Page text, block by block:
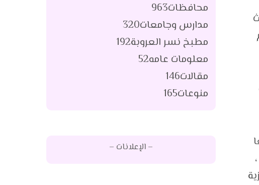
محافظات963
مدارس وجامعات320
مطبخ نسر العروبة192
معلومات عامه52
مقالات146
منوعات165
– الإعلانات –